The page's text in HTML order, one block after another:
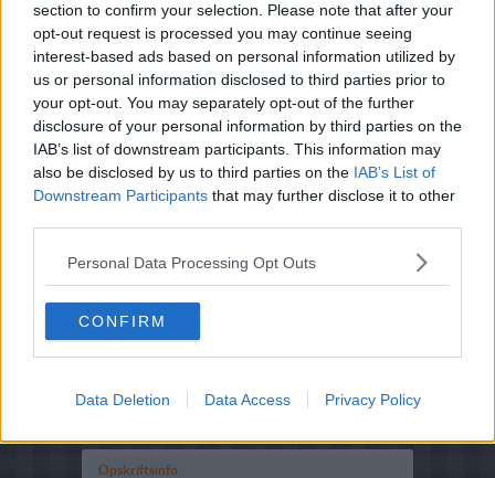
section to confirm your selection. Please note that after your
opt-out request is processed you may continue seeing
interest-based ads based on personal information utilized by
us or personal information disclosed to third parties prior to
your opt-out. You may separately opt-out of the further
disclosure of your personal information by third parties on the
IAB’s list of downstream participants. This information may
also be disclosed by us to third parties on the IAB’s List of
Downstream Participants that may further disclose it to other
Personal Data Processing Opt Outs
CONFIRM
Data Deletion Data Access Privacy Policy
Hertil serveres ris.
Opskriftsinfo